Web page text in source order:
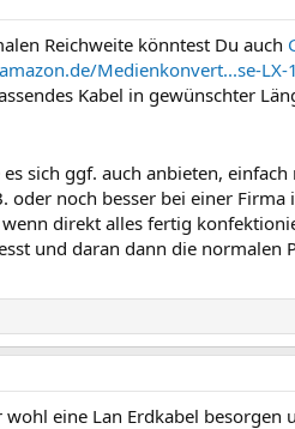
Reichweite könntest Du auch
Medienkonvert...se-
Kabel in gewünschter
sich ggf. auch anbieten,
oder noch besser bei einer
direkt alles fertig
und daran dann die normalen
eine Lan Erdkabel besorgen